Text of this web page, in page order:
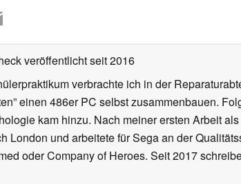
veröffentlichtseit 2016
verbrachte ich in der
einen 486er PC selbst zusammenbauen.
kam hinzu. Nach meiner ersten Arbeit als
und arbeitete für Sega an der
oder Company of Heroes. Seit 2017